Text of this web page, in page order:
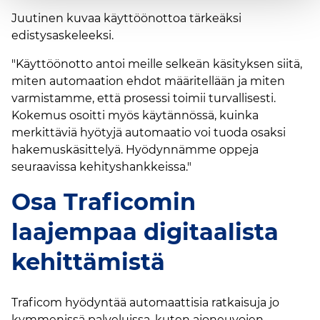
Juutinen kuvaa käyttöönottoa tärkeäksi
edistysaskeleeksi.
"Käyttöönotto antoi meille selkeän käsityksen siitä,
miten automaation ehdot määritellään ja miten
varmistamme, että prosessi toimii turvallisesti.
Kokemus osoitti myös käytännössä, kuinka
merkittäviä hyötyjä automaatio voi tuoda osaksi
hakemuskäsittelyä. Hyödynnämme oppeja
seuraavissa kehityshankkeissa."
Osa Traficomin
laajempaa digitaalista
kehittämistä
Traficom hyödyntää automaattisia ratkaisuja jo